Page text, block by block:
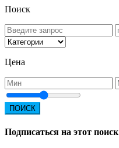
Поиск
Цена
ПОИСК
Подписаться на этот поиск